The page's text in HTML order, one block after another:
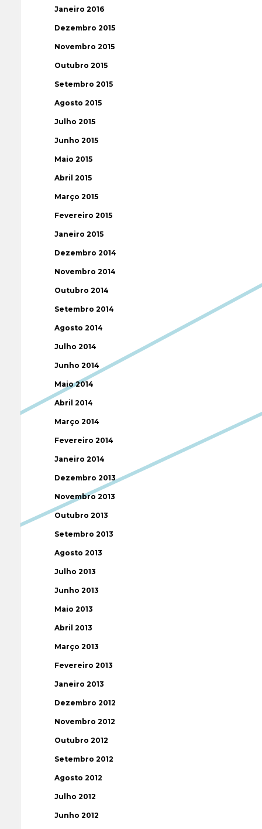
Janeiro 2016
Dezembro 2015
Novembro 2015
Outubro 2015
Setembro 2015
Agosto 2015
Julho 2015
Junho 2015
Maio 2015
Abril 2015
Março 2015
Fevereiro 2015
Janeiro 2015
Dezembro 2014
Novembro 2014
Outubro 2014
Setembro 2014
Agosto 2014
Julho 2014
Junho 2014
Maio 2014
Abril 2014
Março 2014
Fevereiro 2014
Janeiro 2014
Dezembro 2013
Novembro 2013
Outubro 2013
Setembro 2013
Agosto 2013
Julho 2013
Junho 2013
Maio 2013
Abril 2013
Março 2013
Fevereiro 2013
Janeiro 2013
Dezembro 2012
Novembro 2012
Outubro 2012
Setembro 2012
Agosto 2012
Julho 2012
Junho 2012